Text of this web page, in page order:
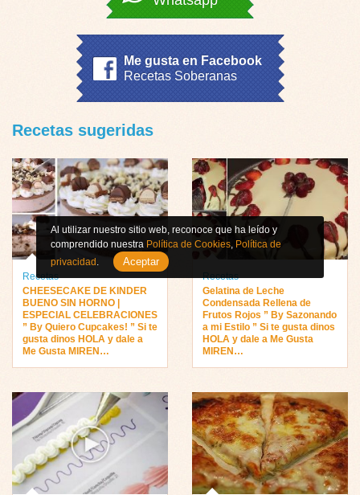
Me gusta en Facebook
Recetas Soberanas
Recetas sugeridas
Recetas
CHEESECAKE DE KINDER
BUENO SIN HORNO |
ESPECIAL CELEBRACIONES
” By Quiero Cupcakes! ” Si te
gusta dinos HOLA y dale a
Me Gusta MIREN…
Recetas
Gelatina de Leche
Condensada Rellena de
Frutos Rojos ” By Sazonando
a mi Estilo ” Si te gusta dinos
HOLA y dale a Me Gusta
MIREN…
Al utilizar nuestro sitio web, reconoce que ha leído y
comprendido nuestra Política de Cookies, Política de
privacidad . Aceptar